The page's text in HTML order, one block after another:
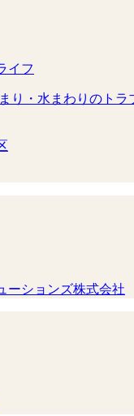
イフ
り・水まわりのトラ
ーションズ株式会社